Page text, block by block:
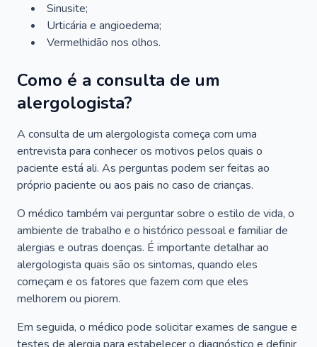
Sinusite;
Urticária e angioedema;
Vermelhidão nos olhos.
Como é a consulta de um
alergologista?
A consulta de um alergologista começa com uma
entrevista para conhecer os motivos pelos quais o
paciente está ali. As perguntas podem ser feitas ao
próprio paciente ou aos pais no caso de crianças.
O médico também vai perguntar sobre o estilo de vida, o
ambiente de trabalho e o histórico pessoal e familiar de
alergias e outras doenças. É importante detalhar ao
alergologista quais são os sintomas, quando eles
começam e os fatores que fazem com que eles
melhorem ou piorem.
Em seguida, o médico pode solicitar exames de sangue e